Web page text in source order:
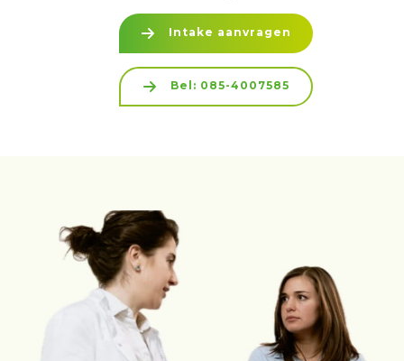
Intake aanvragen
Bel: 085-4007585